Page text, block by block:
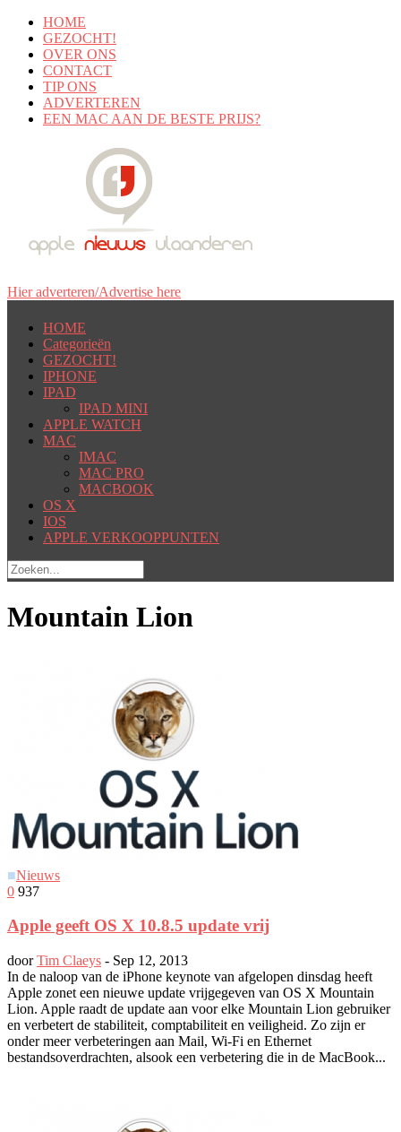
HOME
GEZOCHT!
OVER ONS
CONTACT
TIP ONS
ADVERTEREN
EEN MAC AAN DE BESTE PRIJS?
Hier adverteren/Advertise here
HOME
Categorieën
GEZOCHT!
IPHONE
IPAD
IPAD MINI
APPLE WATCH
MAC
IMAC
MAC PRO
MACBOOK
OS X
IOS
APPLE VERKOOPPUNTEN
Mountain Lion
■Nieuws
0 937
Apple geeft OS X 10.8.5 update vrij
doorTim Claeys - Sep 12, 2013
In de naloop van de iPhone keynote van afgelopen dinsdag heeft
Apple zonet een nieuwe update vrijgegeven van OS X Mountain
Lion. Apple raadt de update aan voor elke Mountain Lion gebruiker
en verbetert de stabiliteit, comptabiliteit en veiligheid. Zo zijn er
onder meer verbeteringen aan Mail, Wi-Fi en Ethernet
bestandsoverdrachten, alsook een verbetering die in de MacBook...